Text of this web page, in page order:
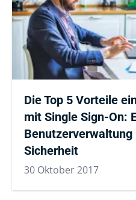
Die Top 5 Vorteile
mit Single Sign-On:
Benutzerverwaltung
Sicherheit
30 Oktober 2017